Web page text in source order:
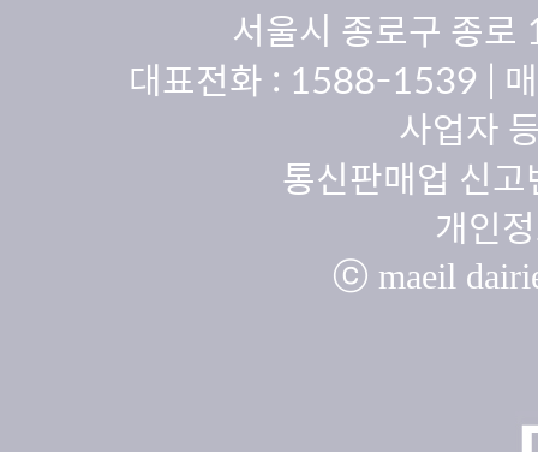
서울시 종로구 종
대표전화 : 1588-1539 |
사업자
통신판매업 신
개인
ⓒ maeil